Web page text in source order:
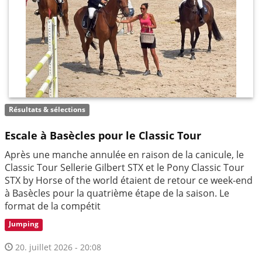
Résultats & sélections
Escale à Basècles pour le Classic Tour
Après une manche annulée en raison de la canicule, le
Classic Tour Sellerie Gilbert STX et le Pony Classic Tour
STX by Horse of the world étaient de retour ce week-end
à Basècles pour la quatrième étape de la saison. Le
format de la compétit
Jumping
20. juillet 2026 - 20:08